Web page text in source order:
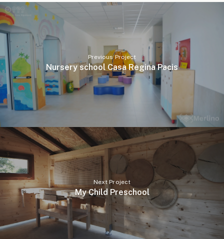
Previous Project
Nursery school Casa Regina Pacis
Next Project
My Child Preschool